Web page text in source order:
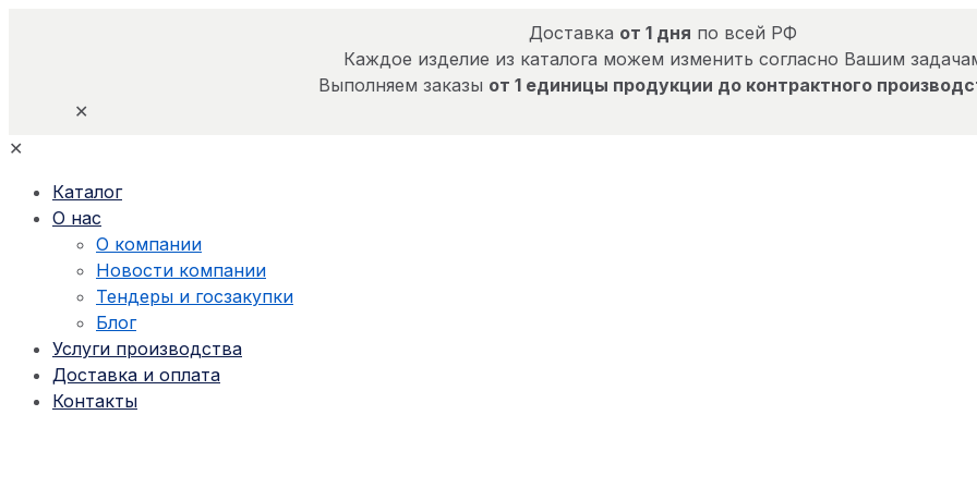
Доставка от 1 дня по всей РФ
Каждое изделие из каталога можем изменить согласно Вашим
Выполняем заказы от 1 единицы продукции до контрактного
✕
✕
Каталог
О нас
О компании
Новости компании
Тендеры и госзакупки
Блог
Услуги производства
Доставка и оплата
Контакты